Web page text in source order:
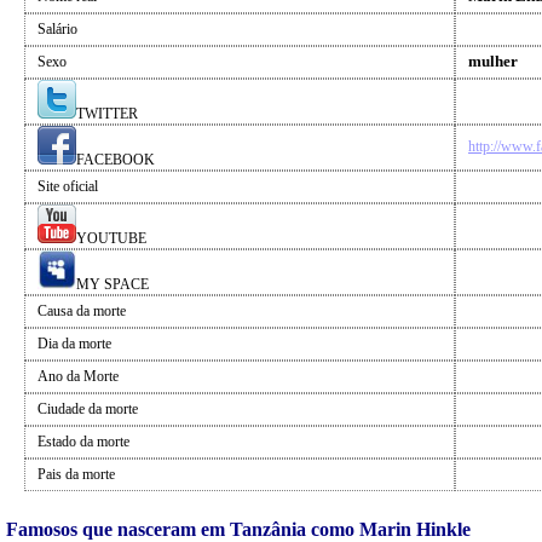
Salário
Sexo
mulher
TWITTER
FACEBOOK
http://
Site oficial
YOUTUBE
MY SPACE
Causa da morte
Dia da morte
Ano da Morte
Ciudade da morte
Estado da morte
Pais da morte
Famosos que nasceram em Tanzânia como Marin Hinkle